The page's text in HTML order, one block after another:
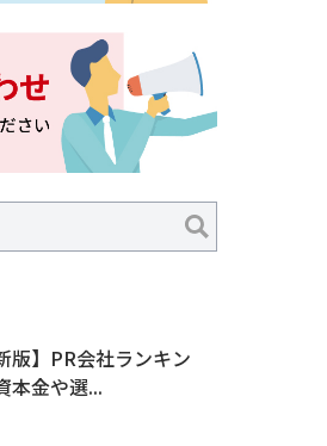
版】PR会社ランキン
本金や選...